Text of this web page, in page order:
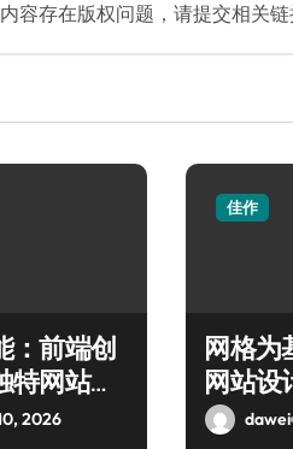
容存在版权问题，请提交相关
：前端创
网站新
2026
佳作
网格为
网站设
dawei